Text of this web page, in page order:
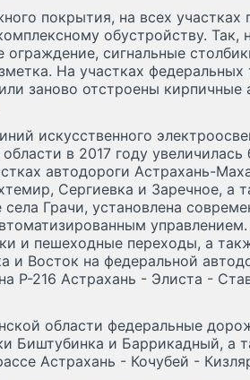
покрытия, на всех участках
обустройству. Так,
ограждение, сигнальные
На участках федеральных
заново отстроены
искусственного
в 2017 году
автодороги Астрахань-
Сергиевка и Заречное, а
Грачи, установлена
и пешеходные переходы, а
и Восток на федеральной
Р-216 Астрахань - Элиста -
области федеральные
Биштубинка и Баррикадный, а
Астрахань - Кочубей -